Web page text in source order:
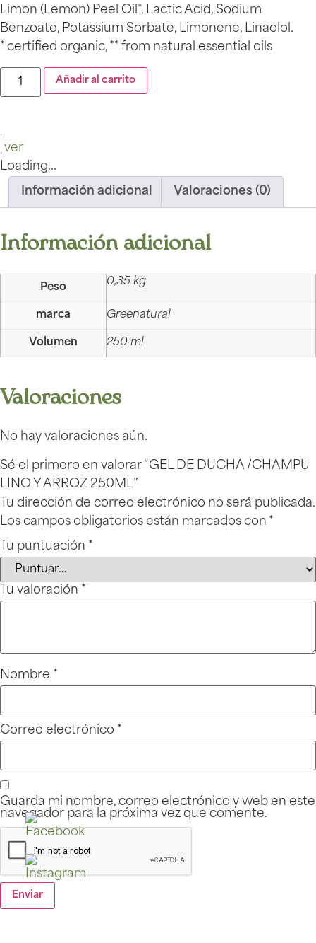
Limon (Lemon) Peel Oil*, Lactic Acid, Sodium
Benzoate, Potassium Sorbate, Limonene, Linaolol.
* certified organic, ** from natural essential oils
Añadir al carrito
ver
Loading...
Información adicional Valoraciones (0)
Información adicional
Peso
0,35 kg
marca Greenatural
Volumen 250 ml
Valoraciones
No hay valoraciones aún.
Sé el primero en valorar “GEL DE DUCHA /CHAMPU
LINO Y ARROZ 250ML”
Tu dirección de correo electrónico no será publicada.
Los campos obligatorios están marcados con *
Tu puntuación *
Tu valoración *
Nombre *
Correo electrónico *
Guarda mi nombre, correo electrónico y web en este
navegador para la próxima vez que comente.